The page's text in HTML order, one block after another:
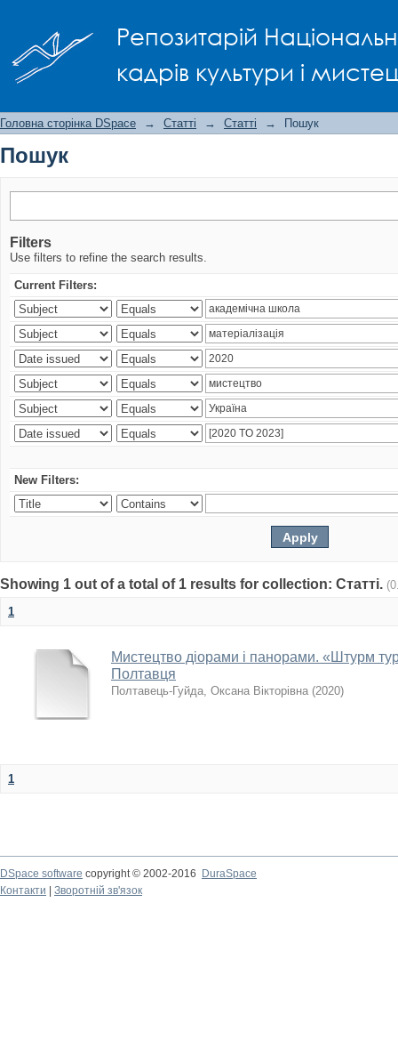
Репозитарій
кадрів культури і
Головна сторінка DSpace → Статті → Статті → Пошук
Пошук
Filters
Use filters to refine the search results.
Current Filters:
New Filters:
Showing 1 out of a total of 1 results for collection: Статті.
1
Мистецтво діорами і панорами. «Штурм
Полтавця
Полтавець-Гуйда, Оксана Вікторівна (2020)
1
DSpace software copyright © 2002-2016
DuraSpace
Контакти
Зворотній зв'язок